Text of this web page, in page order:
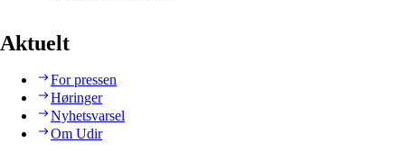
Aktuelt
For pressen
Høringer
Nyhetsvarsel
Om Udir